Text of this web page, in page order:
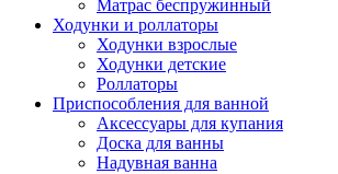
Матрас беспружинный
Ходунки и роллаторы
Ходунки взрослые
Ходунки детские
Роллаторы
Приспособления для ванной
Аксессуары для купания
Доска для ванны
Надувная ванна